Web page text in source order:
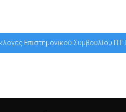
Επιστημονικού Συμβουλίου